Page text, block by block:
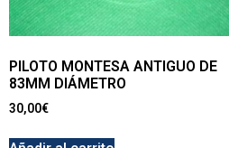
PILOTO MONTESA ANTIGUO DE
83MM DIÁMETRO
30,00€